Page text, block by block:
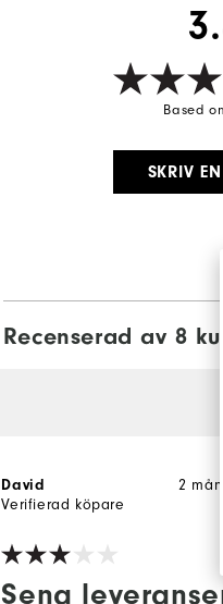
Based
SKRIV
Recenserad av 8
Sena
2
David
Verifierad köpare